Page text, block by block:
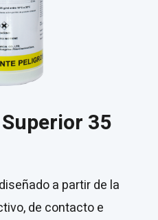
35
a partir de la
de contacto e